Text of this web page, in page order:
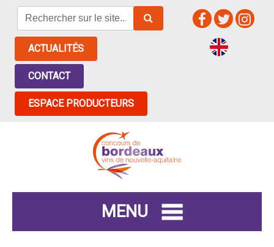
ACTUALITÉS
CONTACT
ESPACE PRODUCTEURS
MENU